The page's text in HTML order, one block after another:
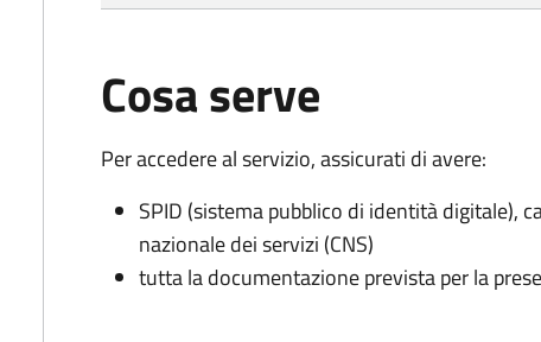
Cosa serve
Per accedere al servizio, assicurati di avere:
SPID (sistema pubblico di identità digitale),
nazionale dei servizi (CNS)
tutta la documentazione prevista per la